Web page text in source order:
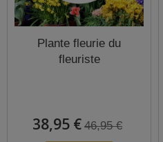
Plante fleurie du
fleuriste
38,95 € 46,95 €